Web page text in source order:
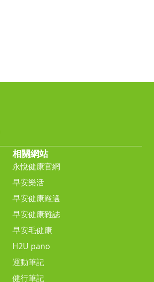
相關網站
永悅健康官網
早安樂活
早安健康嚴選
早安健康雜誌
早安毛健康
H2U pano
運動筆記
健行筆記